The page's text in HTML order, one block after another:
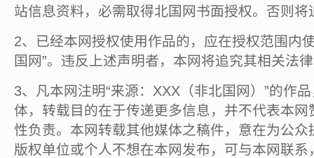
站信息资料，必需取得北国网书面授权。否则将
2、已经本网授权使用作品的，应在授权范围内
国网”。违反上述声明者，本网将追究其相关法
3、凡本网注明“来源：XXX（非北国网）”的作
体，转载目的在于传递更多信息，并不代表本
性负责。本网转载其他媒体之稿件，意在为公
版权单位或个人不想在本网发布，可与本网联